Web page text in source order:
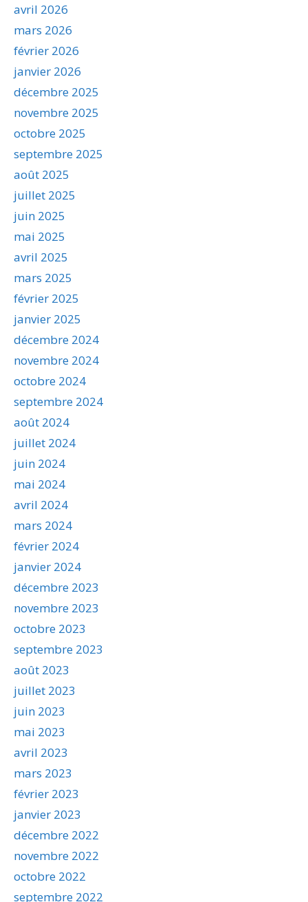
avril 2026
mars 2026
février 2026
janvier 2026
décembre 2025
novembre 2025
octobre 2025
septembre 2025
août 2025
juillet 2025
juin 2025
mai 2025
avril 2025
mars 2025
février 2025
janvier 2025
décembre 2024
novembre 2024
octobre 2024
septembre 2024
août 2024
juillet 2024
juin 2024
mai 2024
avril 2024
mars 2024
février 2024
janvier 2024
décembre 2023
novembre 2023
octobre 2023
septembre 2023
août 2023
juillet 2023
juin 2023
mai 2023
avril 2023
mars 2023
février 2023
janvier 2023
décembre 2022
novembre 2022
octobre 2022
septembre 2022